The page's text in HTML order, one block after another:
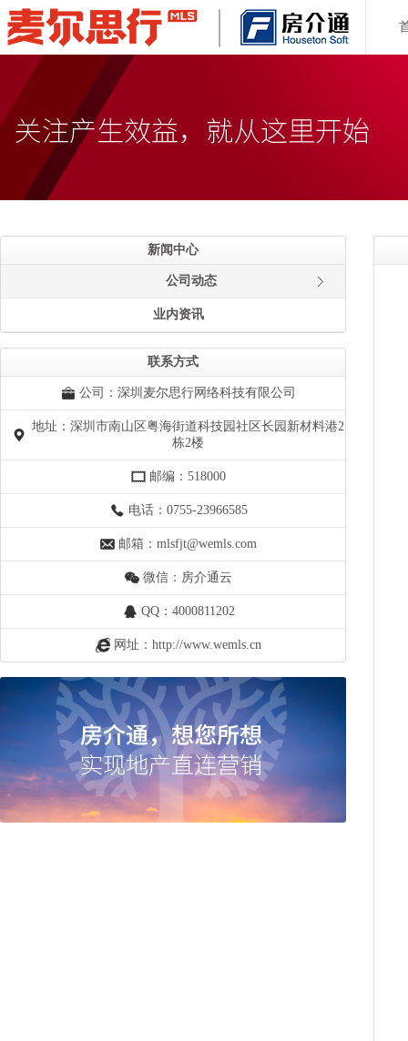
新闻中心
公司动态
业内资讯
联系方式
公司：深圳麦尔思行网络科技有限公司
地址：深圳市南山区粤海街道科技园社区长园新材料港2
栋2楼
邮编：518000
电话：0755-23966585
邮箱：mlsfjt@wemls.com
微信：房介通云
QQ：4000811202
网址：http://www.wemls.cn